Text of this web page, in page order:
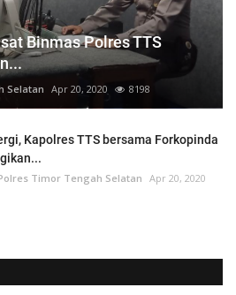
Binmas Polres TTS
Selatan Apr 20, 2020 8198
Kapolres TTS bersama Forkopinda
Timor Tengah Selatan Apr 20, 2020